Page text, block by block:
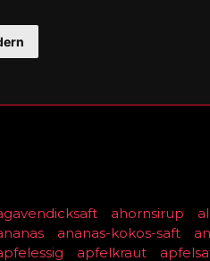
ahornsirup
ananas-kokos-saft
apfelkraut